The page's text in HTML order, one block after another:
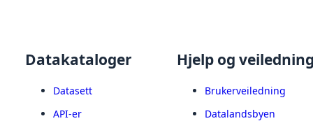
Datakataloger
Datasett
API-er
Hjelp og
Brukerveiledning
Datalandsbyen